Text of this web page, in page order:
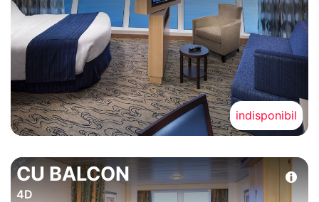
indisponibil
CU BALCON
4D